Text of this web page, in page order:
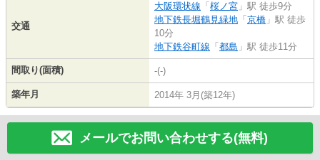
交通
大阪環状線 「 桜ノ宮 」駅 徒歩9分
地下鉄長堀鶴見緑地 「 京橋 」駅 徒歩
10分
地下鉄谷町線 「 都島 」駅 徒歩11分
間取り(面積) -(-)
築年月 2014年 3月(築12年)
メールでお問い合わせする(無料)